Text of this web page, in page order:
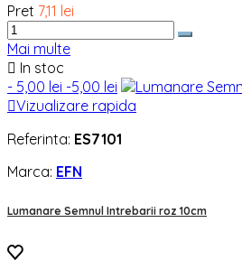
Pret 7,11 lei
Mai multe
 In stoc
- 5,00 lei -5,00 lei
Vizualizare rapida
Referinta: ES7101
Marca: EFN
Lumanare Semnul Intrebarii roz 10cm